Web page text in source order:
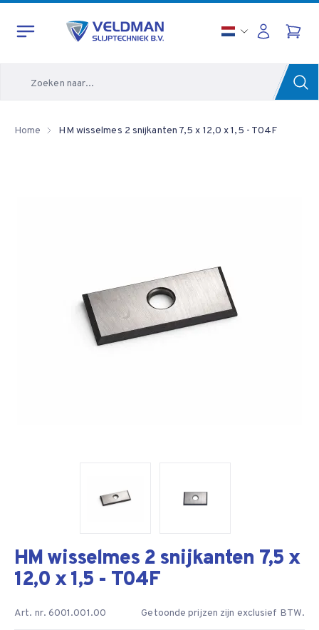
Home HM wisselmes 2 snijkanten 7,5 x 12,0 x 1,5 - T04F
HM wisselmes 2 snijkanten 7,5 x
12,0 x 1,5 - T04F
Art. nr. 6001.001.00 Getoonde prijzen zijn exclusief BTW.